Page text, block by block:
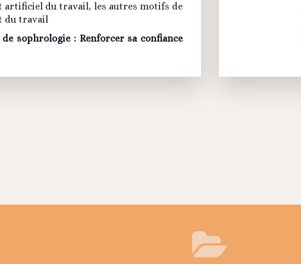
artificiel du travail, les autres motifs de
du travail
de sophrologie : Renforcer sa confiance